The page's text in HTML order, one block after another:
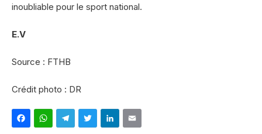
inoubliable pour le sport national.
E.V
Source : FTHB
Crédit photo : DR
Facebook
WhatsApp
Telegram
Twitter
LinkedIn